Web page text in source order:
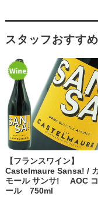
スタッフおすす
【フランスワイン】
Castelmaure Sansa! /
モール サンサ! AOC
ール 750ml